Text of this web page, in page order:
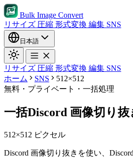
Bulk Image Convert
リサイズ 圧縮 形式変換 編集 SNS
日本語
リサイズ 圧縮 形式変換 編集 SNS
ホーム
SNS
512×512
無料・プライベート・一括処理
一括Discord 画像切り抜
512×512 ピクセル
Discord 画像切り抜きを使い、